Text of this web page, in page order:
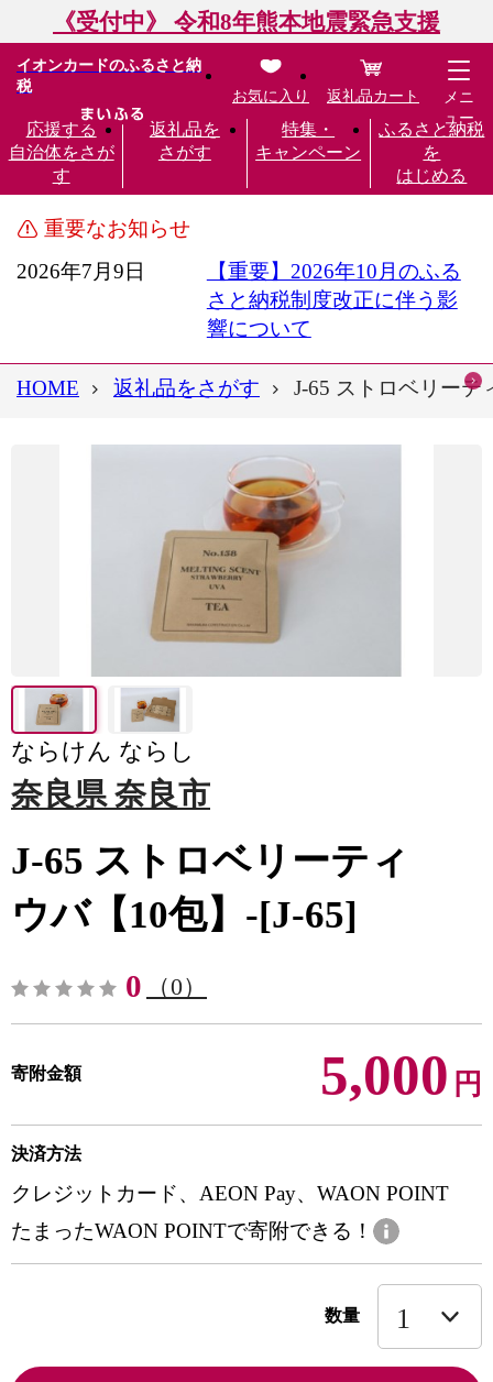
《受付中》 令和8年熊本地震緊急支援
イオンカードのふるさと納
税
応援する
自治体をさが
す
返礼品を
さがす
特集・
キャンペーン
ふるさと納税
を
はじめる
お気に入り 返礼品カート
メニ
ュー
重要なお知らせ
2026年7月9日
【重要】2026年10月のふる
さと納税制度改正に伴う影
響について
HOME 返礼品をさがす J-65 ストロベリー
ならけん ならし
奈良県 奈良市
J-65 ストロベリーティ
ウバ【10包】-[J-65]
0 （0）
寄附金額 5,000 円
決済方法
クレジットカード、AEON Pay、WAON POINT
たまったWAON POINTで寄附できる！
数量